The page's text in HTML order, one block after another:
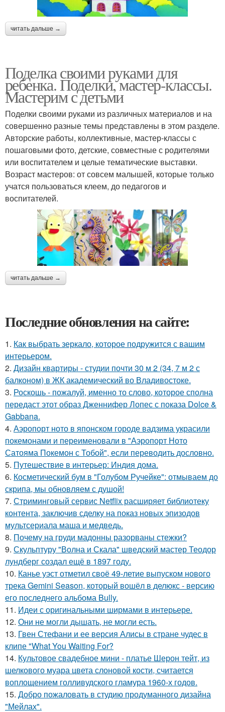
читать дальше →
Поделка своими руками для
ребенка. Поделки, мастер-классы.
Мастерим с детьми
Поделки своими руками из различных материалов и на
совершенно разные темы представлены в этом разделе.
Авторские работы, коллективные, мастер-классы с
пошаговыми фото, детские, совместные с родителями
или воспитателем и целые тематические выставки.
Возраст мастеров: от совсем малышей, которые только
учатся пользоваться клеем, до педагогов и
воспитателей.
читать дальше →
Последние обновления на сайте:
1. Как выбрать зеркало, которое подружится с вашим
интерьером.
2. Дизайн квартиры - студии почти 30 м 2 (34, 7 м 2 с
балконом) в ЖК академический во Владивостоке.
3. Роскошь - пожалуй, именно то слово, которое сполна
передаст этот образ Дженнифер Лопес с показа Dolce &
Gabbana.
4. Аэропорт ното в японском городе вадзима украсили
покемонами и переименовали в "Аэропорт Ното
Сатояма Покемон с Тобой", если переводить дословно.
5. Путешествие в интерьер: Индия дома.
6. Косметический бум в "Голубом Ручейке": отмываем до
скрипа, мы обновляем с душой!
7. Стриминговый сервис Netflix расширяет библиотеку
контента, заключив сделку на показ новых эпизодов
мультсериала маша и медведь.
8. Почему на груди мадонны разорваны стежки?
9. Скульптуру "Волна и Скала" шведский мастер Теодор
лундберг создал ещё в 1897 году.
10. Канье уэст отметил своё 49-летие выпуском нового
трека Gemini Season, который вошёл в делюкс - версию
его последнего альбома Bully.
11. Идеи с оригинальными ширмами в интерьере.
12. Они не могли дышать, не могли есть.
13. Гвен Стефани и ее версия Алисы в стране чудес в
клипе "What You Waiting For?
14. Культовое свадебное мини - платье Шерон тейт, из
шелкового муара цвета слоновой кости, считается
воплощением голливудского гламура 1960-х годов.
15. Добро пожаловать в студию продуманного дизайна
"Мейлах".